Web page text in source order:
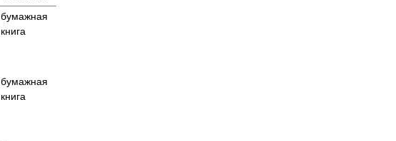
бумажная
книга
бумажная
книга